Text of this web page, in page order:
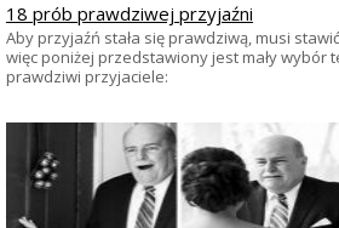
18 prób prawdziwej przyjaźni
Aby przyjaźń stała się prawdziwą, musi
więc poniżej przedstawiony jest mały wybór
prawdziwi przyjaciele: